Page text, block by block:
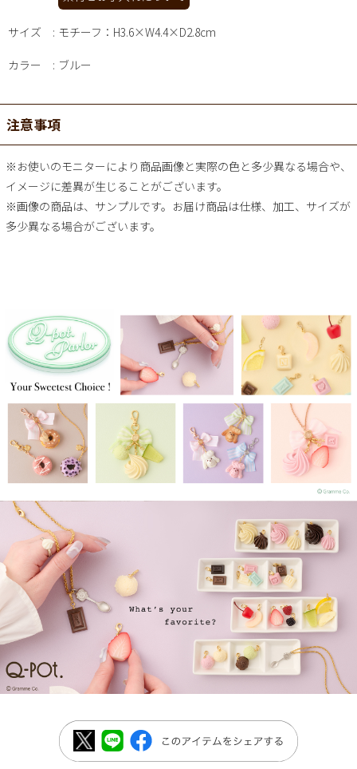
サイズ モチーフ：H3.6×W4.4×D2.8cm
カラー ブルー
注意事項
※お使いのモニターにより商品画像と実際の色と多少異なる場合や、
イメージに差異が生じることがございます。
※画像の商品は、サンプルです。お届け商品は仕様、加工、サイズが
多少異なる場合がございます。